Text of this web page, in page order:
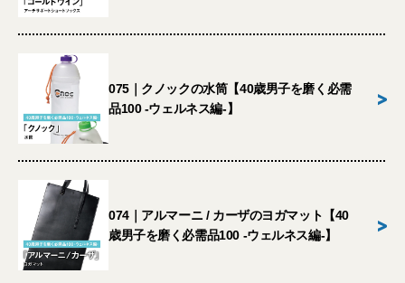
075｜クノックの水筒【40歳男子を磨く必需
品100 -ウェルネス編-】
>
074｜アルマーニ / カーザのヨガマット【40
歳男子を磨く必需品100 -ウェルネス編-】
>